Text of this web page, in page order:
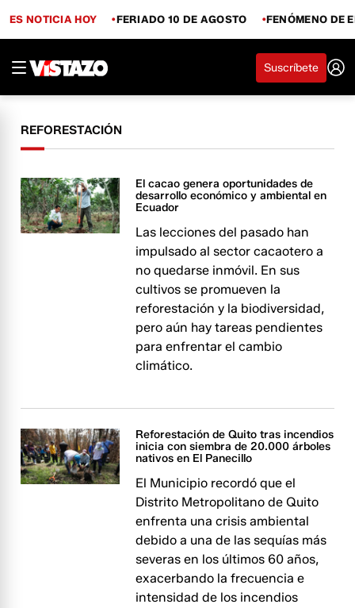
ES NOTICIA HOY FERIADO 10 DE AGOSTO FENÓMENO DE
Suscríbete
REFORESTACIÓN
El cacao genera oportunidades de
desarrollo económico y ambiental en
Ecuador
Las lecciones del pasado han
impulsado al sector cacaotero a
no quedarse inmóvil. En sus
cultivos se promueven la
reforestación y la biodiversidad,
pero aún hay tareas pendientes
para enfrentar el cambio
climático.
Reforestación de Quito tras incendios
inicia con siembra de 20.000 árboles
nativos en El Panecillo
El Municipio recordó que el
Distrito Metropolitano de Quito
enfrenta una crisis ambiental
debido a una de las sequías más
severas en los últimos 60 años,
exacerbando la frecuencia e
intensidad de los incendios